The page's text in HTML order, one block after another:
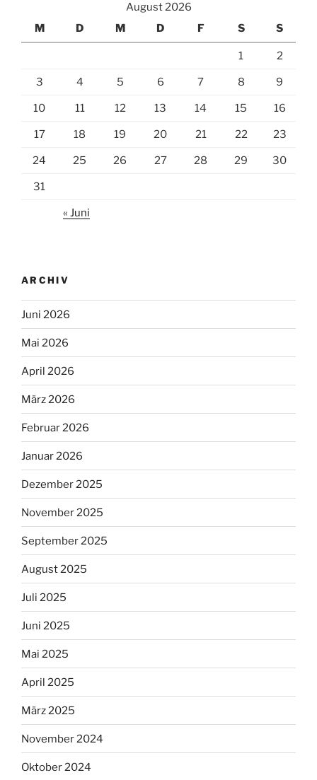
August 2026
M
D M D F S S
1 2
3 4 5 6 7 8 9
10 11 12 13 14 15 16
17 18 19 20 21 22 23
24 25 26 27 28 29 30
31
« Juni
ARCHIV
Juni 2026
Mai 2026
April 2026
März 2026
Februar 2026
Januar 2026
Dezember 2025
November 2025
September 2025
August 2025
Juli 2025
Juni 2025
Mai 2025
April 2025
März 2025
November 2024
Oktober 2024